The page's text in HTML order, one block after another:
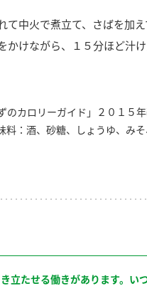
て中火で煮立て、さばを加
かけながら、１５分ほど汁
カロリーガイド」２０１５
料：酒、砂糖、しょうゆ、み
立たせる働きがあります。い